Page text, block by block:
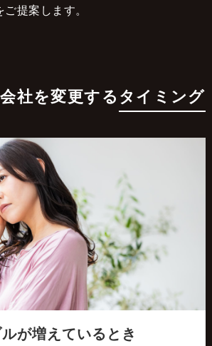
提案します。
社を変更する タイミング
が増えているとき